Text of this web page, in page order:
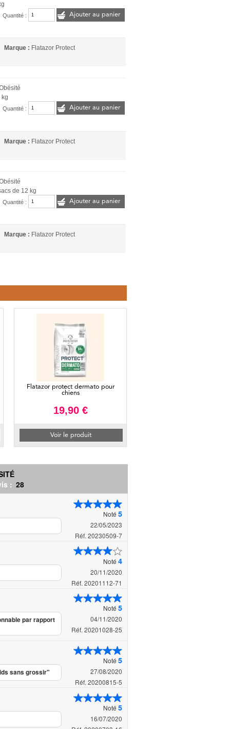
Quantité : Ajouter au panier
Marque : Flatazor Protect
kg
Quantité : Ajouter au panier
Marque : Flatazor Protect
de 12 kg
Quantité : Ajouter au panier
Marque : Flatazor Protect
Flatazor protect dermato pour
chiens
19,90 €
Voir le produit
: 28
Noté 5
22/05/2023
Réf. 20230509-7
Noté 4
20/11/2020
Réf. 20201112-71
Noté 5
04/11/2020
Réf. 20201028-25
par rapport
Noté 5
27/08/2020
Réf. 20200815-5
sans grossir"
Noté 5
16/07/2020